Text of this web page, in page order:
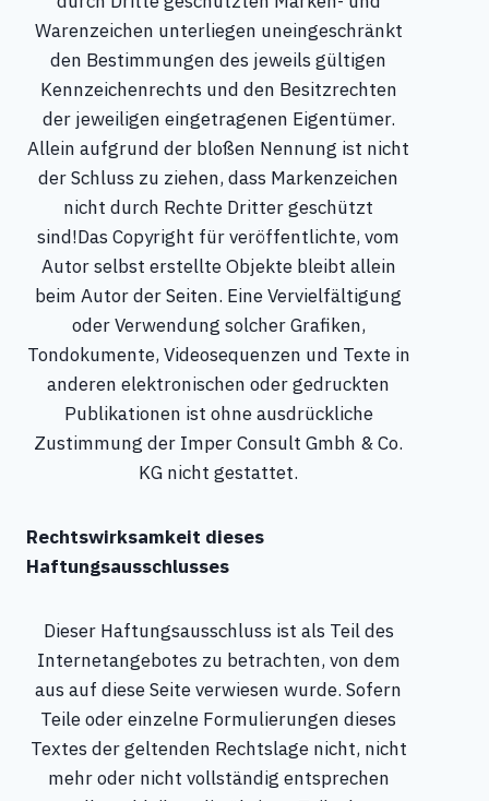
Warenzeichen unterliegen uneingeschränkt
den Bestimmungen des jeweils gültigen
Kennzeichenrechts und den Besitzrechten
der jeweiligen eingetragenen Eigentümer.
Allein aufgrund der bloßen Nennung ist nicht
der Schluss zu ziehen, dass Markenzeichen
nicht durch Rechte Dritter geschützt
sind!Das Copyright für veröffentlichte, vom
Autor selbst erstellte Objekte bleibt allein
beim Autor der Seiten. Eine Vervielfältigung
oder Verwendung solcher Grafiken,
Tondokumente, Videosequenzen und Texte in
anderen elektronischen oder gedruckten
Publikationen ist ohne ausdrückliche
Zustimmung der Imper Consult Gmbh & Co.
KG nicht gestattet.
Rechtswirksamkeit dieses
Haftungsausschlusses
Dieser Haftungsausschluss ist als Teil des
Internetangebotes zu betrachten, von dem
aus auf diese Seite verwiesen wurde. Sofern
Teile oder einzelne Formulierungen dieses
Textes der geltenden Rechtslage nicht, nicht
mehr oder nicht vollständig entsprechen